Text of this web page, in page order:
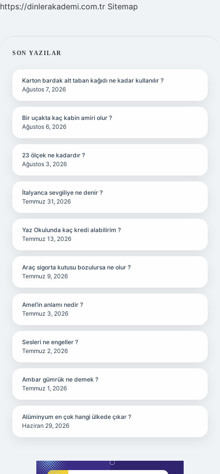
https://dinlerakademi.com.tr Sitemap
SIDEBAR
SON YAZILAR
Karton bardak alt taban kağıdı ne kadar kullanılır ?
Ağustos 7, 2026
Bir uçakta kaç kabin amiri olur ?
Ağustos 6, 2026
23 ölçek ne kadardır ?
Ağustos 3, 2026
İtalyanca sevgiliye ne denir ?
Temmuz 31, 2026
Yaz Okulunda kaç kredi alabilirim ?
Temmuz 13, 2026
Araç sigorta kutusu bozulursa ne olur ?
Temmuz 9, 2026
Amel’in anlamı nedir ?
Temmuz 3, 2026
Sesleri ne engeller ?
Temmuz 2, 2026
Ambar gümrük ne demek ?
Temmuz 1, 2026
Alüminyum en çok hangi ülkede çıkar ?
Haziran 29, 2026